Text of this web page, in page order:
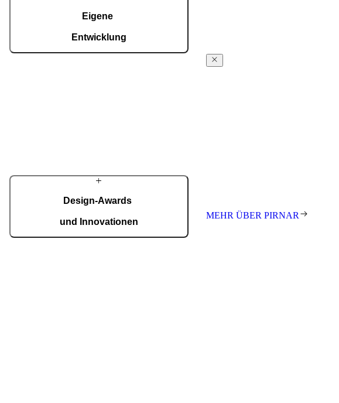
Eigene
Entwicklung
Design-Awards
und Innovationen
MEHR ÜBER PIRNAR